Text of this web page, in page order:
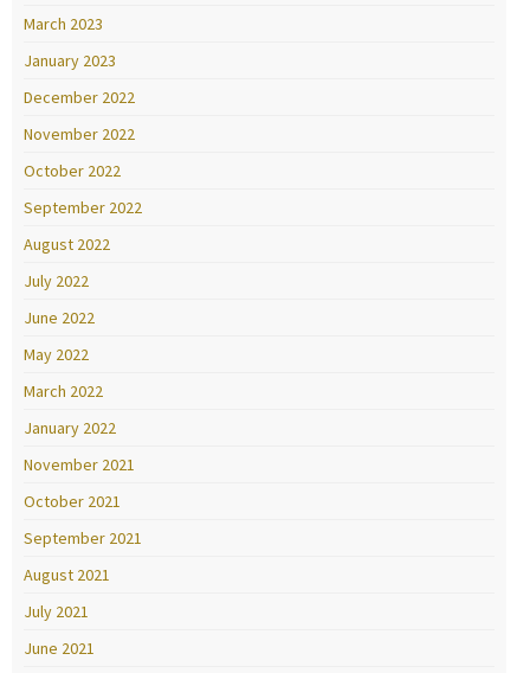
March 2023
January 2023
December 2022
November 2022
October 2022
September 2022
August 2022
July 2022
June 2022
May 2022
March 2022
January 2022
November 2021
October 2021
September 2021
August 2021
July 2021
June 2021